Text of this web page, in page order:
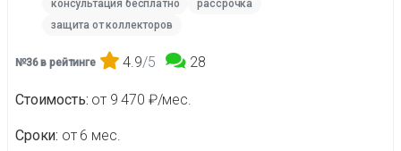
консультация бесплатно
рассрочка
защита от коллекторов
№36 в рейтинге 4.9/5 28
Стоимость от 9 470 ₽/мес.
Сроки от 6 мес.